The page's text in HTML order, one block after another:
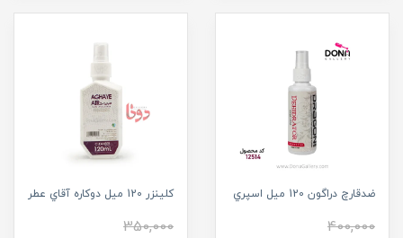
ضدقارچ دراگون 120 ميل اسپري
400,000
کلينزر 120 ميل دوکاره آقاي عطر
350,000